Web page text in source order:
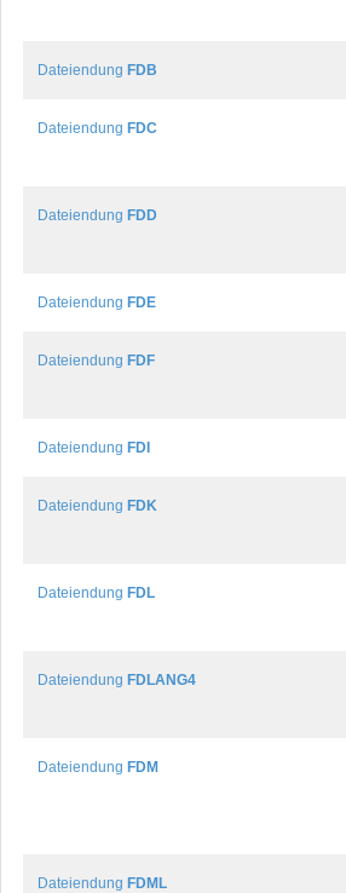
Dateiendung FDB
Dateiendung FDC
Dateiendung FDD
Dateiendung FDE
Dateiendung FDF
Dateiendung FDI
Dateiendung FDK
Dateiendung FDL
Dateiendung FDLANG4
Dateiendung FDM
Dateiendung FDML